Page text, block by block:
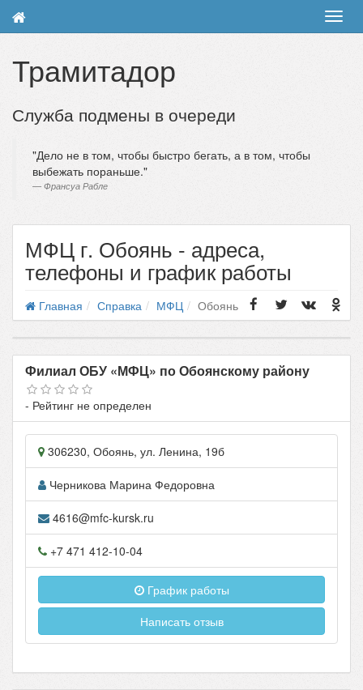
Трамитадор
Служба подмены в очереди
Дело не в том, чтобы быстро бегать, а в том, чтобы
выбежать пораньше.
Франсуа Рабле
МФЦ г. Обоянь - адреса,
телефоны и график работы
Главная Справка МФЦ Обоянь
Филиал ОБУ «МФЦ» по Обоянскому району
- Рейтинг не определен
306230, Обоянь, ул. Ленина, 19б
Черникова Марина Федоровна
4616@mfc-kursk.ru
+7 471 412-10-04
График работы
Написать отзыв